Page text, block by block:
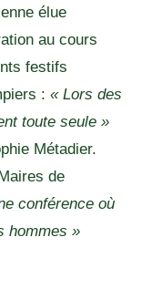
élue
au cours
festifs
: « Lors des
toute seule »
Métadier.
de
conférence où
hommes »